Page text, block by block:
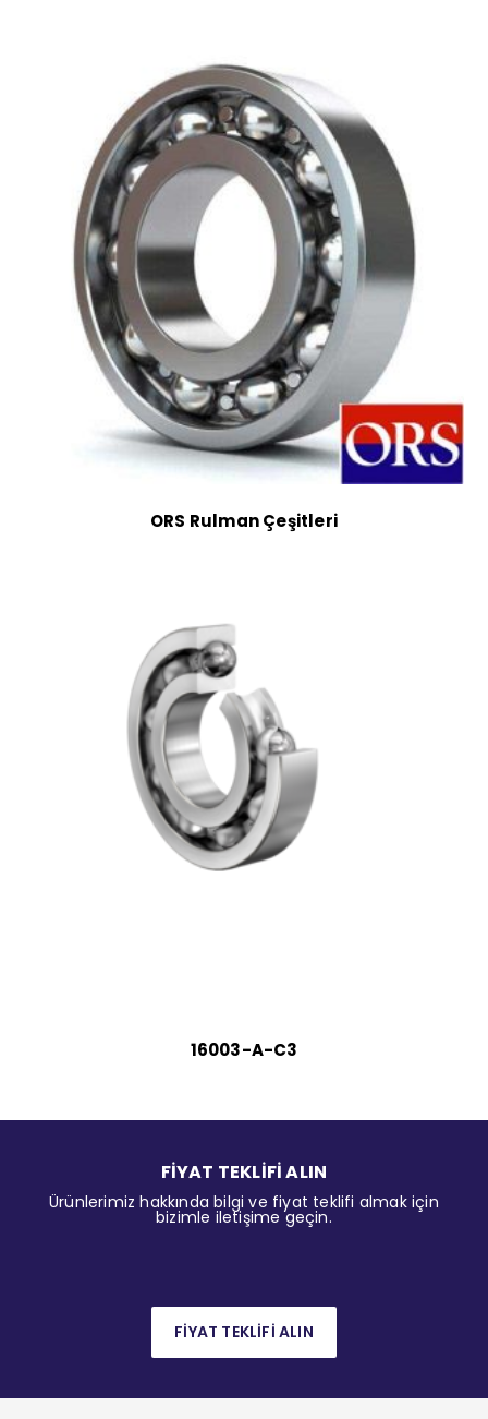
ORS Rulman Çeşitleri
16003-A-C3
FİYAT TEKLİFİ ALIN
Ürünlerimiz hakkında bilgi ve fiyat teklifi almak için
bizimle iletişime geçin.
FİYAT TEKLİFİ ALIN